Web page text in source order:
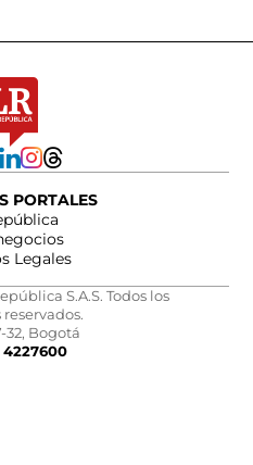
PORTALES
Legales
S.A.S. Todos los
32, Bogotá
4227600